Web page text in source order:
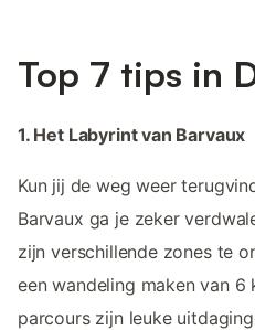
Top 7 tips in
1. Het Labyrint van Barvaux
Kun jij de weg weer
Barvaux ga je zeker
zijn verschillende zones te
een wandeling maken van 6
parcours zijn leuke